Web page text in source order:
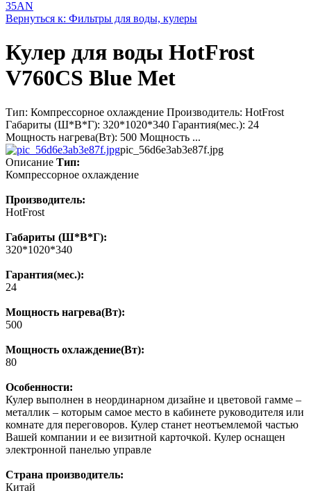
35AN
Вернуться к: Фильтры для воды, кулеры
Кулер для воды HotFrost
V760CS Blue Met
Тип: Компрессорное охлаждение Производитель: HotFrost
Габариты (Ш*В*Г): 320*1020*340 Гарантия(мес.): 24
Мощность нагрева(Вт): 500 Мощность ...
pic_56d6e3ab3e87f.jpg
Описание Тип:
Компрессорное охлаждение
Производитель:
HotFrost
Габариты (Ш*В*Г):
320*1020*340
Гарантия(мес.):
24
Мощность нагрева(Вт):
500
Мощность охлаждение(Вт):
80
Особенности:
Кулер выполнен в неординарном дизайне и цветовой гамме –
металлик – которым самое место в кабинете руководителя или
комнате для переговоров. Кулер станет неотъемлемой частью
Вашей компании и ее визитной карточкой. Кулер оснащен
электронной панелью управле
Страна производитель:
Китай